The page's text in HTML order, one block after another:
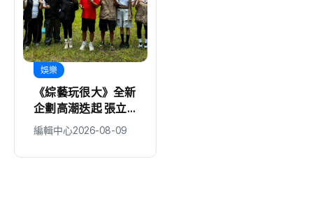
娛樂
《綜藝玩很大》全新
企劃高潮迭起 張立
東、大芭 冤家組合
編輯中心2026-08-09